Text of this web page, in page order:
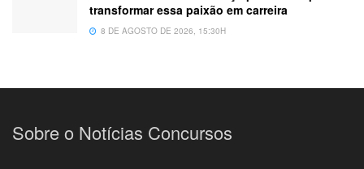
transformar essa paixão em carreira
8 DE AGOSTO DE 2026, 15:30H
Sobre o Notícias Concursos